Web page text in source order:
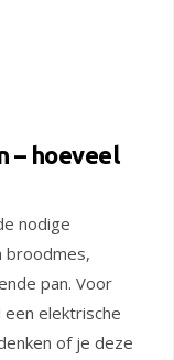
– hoeveel
nodige
broodmes,
pan. Voor
een elektrische
of je deze